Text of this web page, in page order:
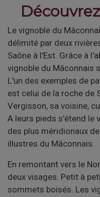
Le vignoble du
délimité par deux
Saône à l'Est. Grâce à
vignoble du Mâconnais
L'un des exemples de
est celui de la roche de
Vergisson, sa voisine,
A leurs pieds s'étend le
des plus méridionaux
illustres du Mâconnais.
En remontant vers le
deux visages. Petit à
sommets boisés. Les